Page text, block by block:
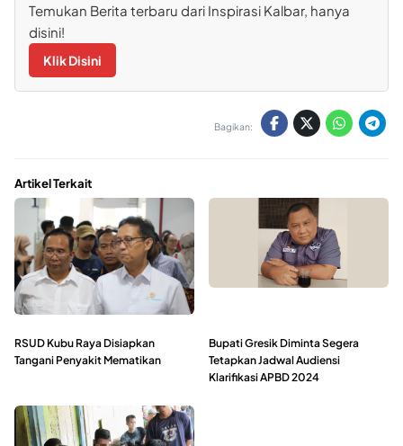
Temukan Berita terbaru dari Inspirasi Kalbar, hanya
disini!
Klik Disini
Bagikan:
Artikel Terkait
RSUD Kubu Raya Disiapkan
Tangani Penyakit Mematikan
Bupati Gresik Diminta Segera
Tetapkan Jadwal Audiensi
Klarifikasi APBD 2024